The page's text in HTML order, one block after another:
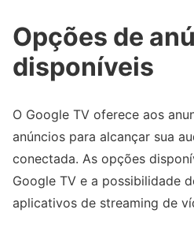
Opções de
disponíveis
O Google TV oferece aos
anúncios para alcançar sua
conectada. As opções
Google TV e a possibilidade
aplicativos de streaming de